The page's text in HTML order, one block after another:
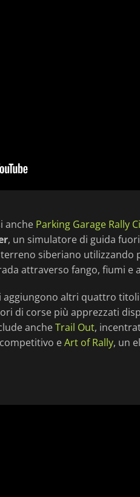
anche Parking Garage Rally
, un simulatore di guida
siberiano utilizzando
attraverso fango, fiumi e
aggiungono altri quattro
di corse più apprezzati
ancheTrail Out,
eArt of Rally, un